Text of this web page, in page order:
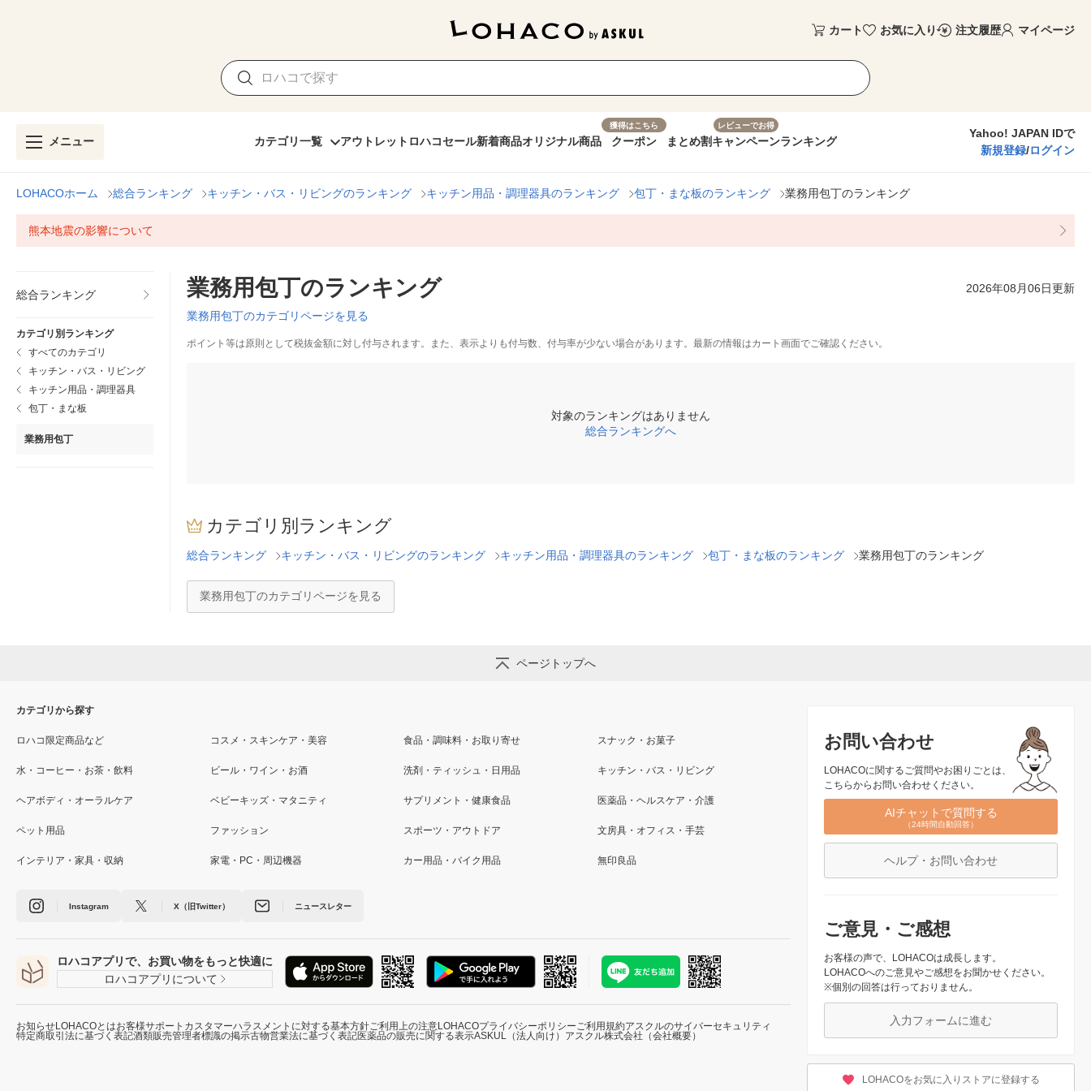
カート お気に入り 注文履歴 マイページ
メニュー カテゴリ一覧 アウトレット ロハコセール新着商品オリジナル商品
獲得はこちら
クーポン まとめ割
レビューでお得
キャンペーンランキング
Yahoo! JAPAN IDで
新規登録/ログイン
LOHACOホーム 総合ランキング キッチン・バス・リビングのランキング キッチン用品・調理器具のランキング 包丁・まな板のランキング 業務用包丁のランキング
熊本地震の影響について
総合ランキング
カテゴリ別ランキング
すべてのカテゴリ
キッチン・バス・リビング
キッチン用品・調理器具
包丁・まな板
業務用包丁
業務用包丁のランキング 2026年08月06日更新
業務用包丁のカテゴリページを見る
ポイント等は原則として税抜金額に対し付与されます。また、表示よりも付与数、付与率が少ない場合があります。最新の情報はカート画面でご確認ください。
対象のランキングはありません
総合ランキングへ
カテゴリ別ランキング
総合ランキング キッチン・バス・リビングのランキング キッチン用品・調理器具のランキング 包丁・まな板のランキング 業務用包丁のランキング
業務用包丁のカテゴリページを見る
ページトップへ
お問い合わせ
LOHACOに関するご質問やお困りごとは、
こちらからお問い合わせください。
AIチャットで質問する
（24時間自動回答）
ヘルプ・お問い合わせ
ご意見・ご感想
お客様の声で、LOHACOは成長します。
LOHACOへのご意見やご感想をお聞かせください。
※個別の回答は行っておりません。
入力フォームに進む
LOHACOをお気に入りストアに登録する
カテゴリから探す
ロハコ限定商品など コスメ・スキンケア・美容 食品・調味料・お取り寄せ スナック・お菓子
水・コーヒー・お茶・飲料 ビール・ワイン・お酒 洗剤・ティッシュ・日用品 キッチン・バス・リビング
ヘアボディ・オーラルケア ベビーキッズ・マタニティ サプリメント・健康食品 医薬品・ヘルスケア・介護
ペット用品 ファッション スポーツ・アウトドア 文房具・オフィス・手芸
インテリア・家具・収納 家電・PC・周辺機器 カー用品・バイク用品 無印良品
Instagram X（旧Twitter） ニュースレター
ロハコアプリで、お買い物をもっと快適に
ロハコアプリについて
お知らせLOHACOとはお客様サポート カスタマーハラスメントに対する基本方針ご利用上の注意LOHACOプライバシーポリシーご利用規約アスクルのサイバーセキュリティ
特定商取引法に基づく表記酒類販売管理者標識の掲示古物営業法に基づく表記医薬品の販売に関する表示ASKUL（法人向け） アスクル株式会社（会社概要）